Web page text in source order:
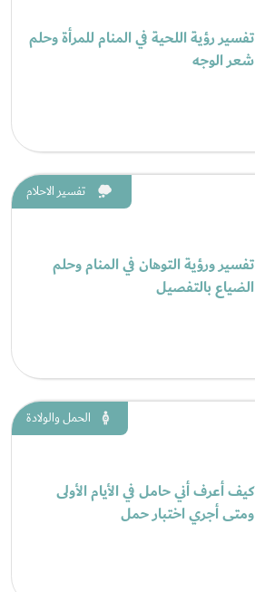
تفسير رؤية اللحية في المنام للمرأة وحلم
شعر الوجه
تفسير الاحلام
تفسير ورؤية التوهان في المنام وحلم
الضياع بالتفصيل
الحمل والولادة
كيف أعرف أني حامل في الأيام الأولى
ومتى أجري اختبار حمل